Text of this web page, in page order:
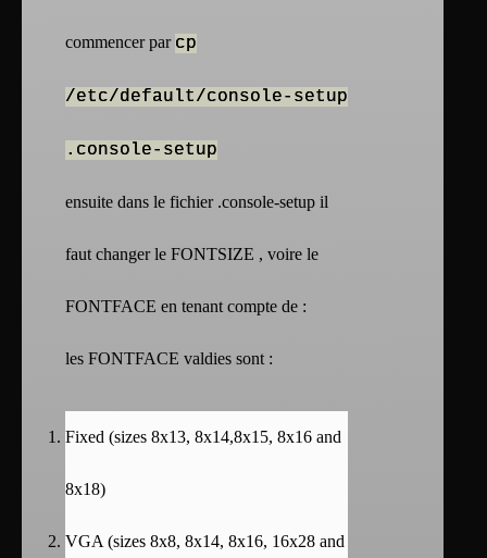
commencer par cp
/etc/default/console-setup
.console-setup
ensuite dans le fichier .console-setup il
faut changer le FONTSIZE , voire le
FONTFACE en tenant compte de :
les FONTFACE valdies sont :
Fixed (sizes 8x13, 8x14,8x15, 8x16 and
8x18)
VGA (sizes 8x8, 8x14, 8x16, 16x28 and